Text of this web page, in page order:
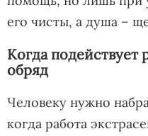
его чисты, а душа –
Когда подействует
обряд
Человеку нужно
когда работа